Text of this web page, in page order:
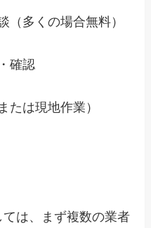
（多くの場合無料）
確認
たは現地作業）
は、まず複数の業者